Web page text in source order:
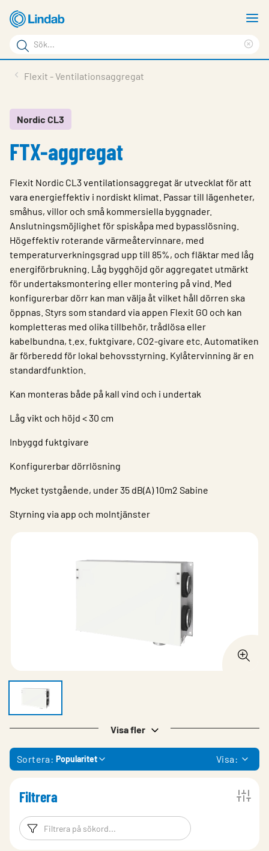
Hoppa
till
huvudinnehållet
Sökord
Sök
på
Service & Support
Hållbarhet
Kontakt
Logga in
Choose languge
Flexit - Ventilationsaggregat
Nordic CL3
FTX-aggregat
Flexit Nordic CL3 ventilationsaggregat är utvecklat för att
vara energieffektiv i nordiskt klimat. Passar till lägenheter,
småhus, villor och små kommersiella byggnader.
Anslutningsmöjlighet för spiskåpa med bypasslösning.
Högeffektiv roterande värmeåtervinnare, med
temperaturverkningsgrad upp till 85%, och fläktar med låg
energiförbrukning. Låg bygghöjd gör aggregatet utmärkt
för undertaksmontering eller montering på vind. Med
konfigurerbar dörr kan man välja åt vilket håll dörren ska
öppnas. Styrs som standard via appen Flexit GO och kan
kompletteras med olika tillbehör, trådlösa eller
kabelbundna, t.ex. fuktgivare, CO2-givare etc. Automatiken
är förberedd för lokal behovsstyrning. Kylåtervinning är en
standardfunktion.
Kan monteras både på kall vind och i undertak
Låg vikt och höjd < 30 cm
Inbyggd fuktgivare
Konfigurerbar dörrlösning
Mycket tystgående, under 35 dB(A) 10m2 Sabine
Styrning via app och molntjänster
Visa fler
Sortera: Popularitet Visa:
Filtrera
Filtreringsord Filtrera